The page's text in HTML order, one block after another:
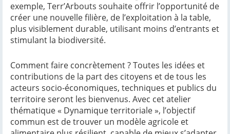
exemple, Terr’Arbouts souhaite offrir l’opportunité de
créer une nouvelle filière, de l’exploitation à la table,
plus visiblement durable, utilisant moins d’entrants et
stimulant la biodiversité.
Comment faire concrètement ? Toutes les idées et
contributions de la part des citoyens et de tous les
acteurs socio-économiques, techniques et publics du
territoire seront les bienvenus. Avec cet atelier
thématique « Dynamique territoriale », l’objectif
commun est de trouver un modèle agricole et